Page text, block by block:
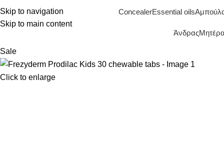
Skip to navigation
Skip to main content
ConcealerEssential oils
ΆνδραςΜητέρα
Sale
Click to enlarge